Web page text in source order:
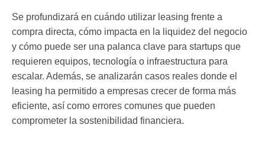
Se profundizará en cuándo utilizar leasing frente a
compra directa, cómo impacta en la liquidez del negocio
y cómo puede ser una palanca clave para startups que
requieren equipos, tecnología o infraestructura para
escalar. Además, se analizarán casos reales donde el
leasing ha permitido a empresas crecer de forma más
eficiente, así como errores comunes que pueden
comprometer la sostenibilidad financiera.